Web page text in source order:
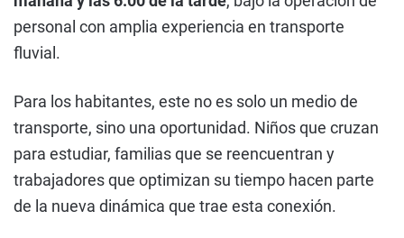
personal con amplia experiencia en transporte
fluvial.
Para los habitantes, este no es solo un medio de
transporte, sino una oportunidad. Niños que cruzan
para estudiar, familias que se reencuentran y
trabajadores que optimizan su tiempo hacen parte
de la nueva dinámica que trae esta conexión.